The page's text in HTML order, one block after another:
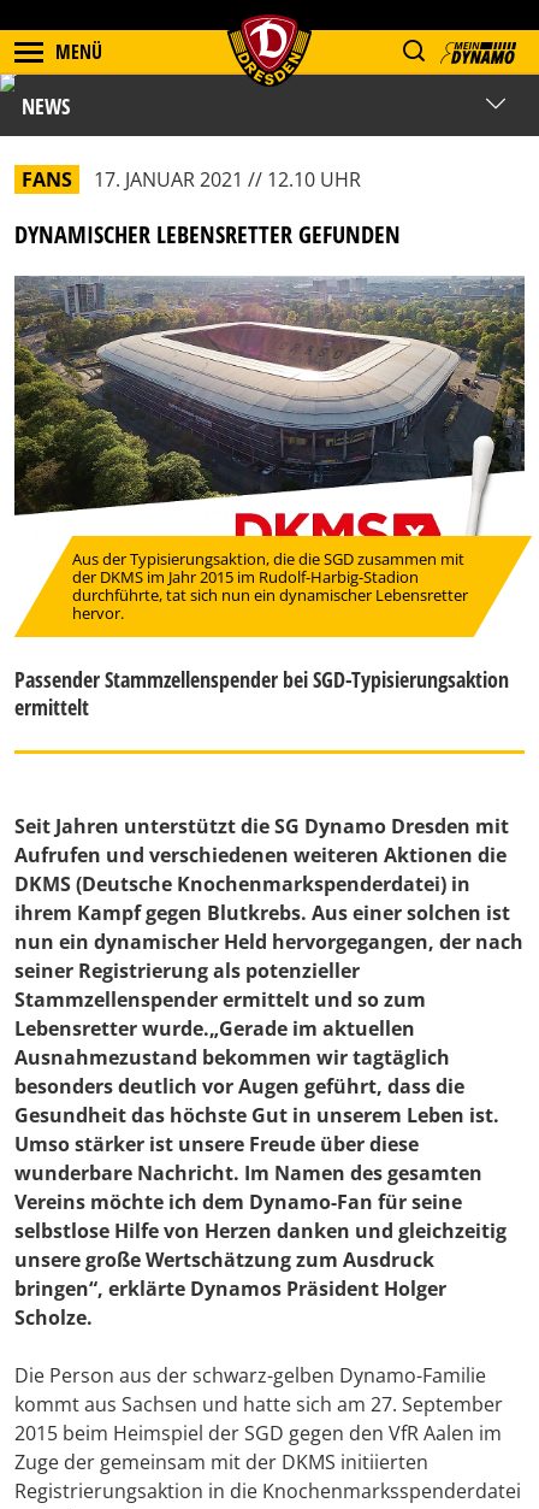
MENÜ
NEWS
FANS 17. JANUAR 2021 // 12.10 UHR
DYNAMISCHER LEBENSRETTER GEFUNDEN
Aus der Typisierungsaktion, die die SGD zusammen mit
der DKMS im Jahr 2015 im Rudolf-Harbig-Stadion
durchführte, tat sich nun ein dynamischer Lebensretter
hervor.
Passender Stammzellenspender bei SGD-Typisierungsaktion
ermittelt
Seit Jahren unterstützt die SG Dynamo Dresden mit
Aufrufen und verschiedenen weiteren Aktionen die
DKMS (Deutsche Knochenmarkspenderdatei) in
ihrem Kampf gegen Blutkrebs. Aus einer solchen ist
nun ein dynamischer Held hervorgegangen, der nach
seiner Registrierung als potenzieller
Stammzellenspender ermittelt und so zum
Lebensretter wurde.„Gerade im aktuellen
Ausnahmezustand bekommen wir tagtäglich
besonders deutlich vor Augen geführt, dass die
Gesundheit das höchste Gut in unserem Leben ist.
Umso stärker ist unsere Freude über diese
wunderbare Nachricht. Im Namen des gesamten
Vereins möchte ich dem Dynamo-Fan für seine
selbstlose Hilfe von Herzen danken und gleichzeitig
unsere große Wertschätzung zum Ausdruck
bringen“, erklärte Dynamos Präsident Holger
Scholze.
Die Person aus der schwarz-gelben Dynamo-Familie
kommt aus Sachsen und hatte sich am 27. September
2015 beim Heimspiel der SGD gegen den VfR Aalen im
Zuge der gemeinsam mit der DKMS initiierten
Registrierungsaktion in die Knochenmarksspenderdatei